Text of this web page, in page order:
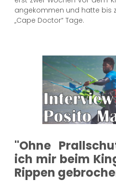
angekommen und hatte bis
„Cape Doctor“ Tage.
"Ohne
ich mir beim
Rippen